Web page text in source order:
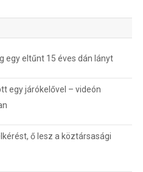
egy eltűnt 15 éves dán lányt
egy járókelővel – videón
ő lesz a köztársasági